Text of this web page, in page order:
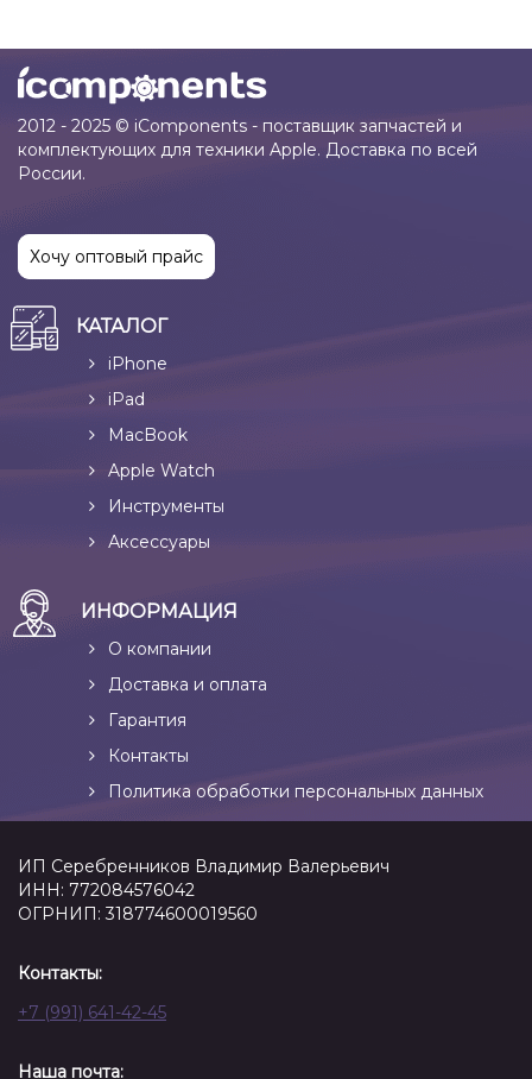
2012 - 2025 © iComponents - поставщик запчастей и
комплектующих для техники Apple. Доставка по всей
России.
Хочу оптовый прайс
КАТАЛОГ
iPhone
iPad
MacBook
Apple Watch
Инструменты
Аксессуары
ИНФОРМАЦИЯ
О компании
Доставка и оплата
Гарантия
Контакты
Политика обработки персональных данных
ИП Серебренников Владимир Валерьевич
ИНН: 772084576042
ОГРНИП: 318774600019560
Контакты:
+7 (991) 641-42-45
Наша почта: